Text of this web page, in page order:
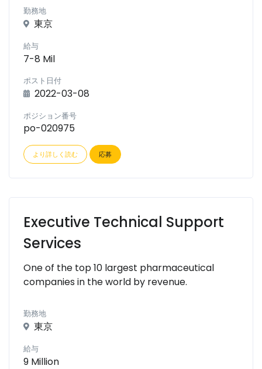
勤務地
東京
給与
7-8 Mil
ポスト日付
2022-03-08
ポジション番号
po-020975
より詳しく読む 応募
Executive Technical Support
Services
One of the top 10 largest pharmaceutical
companies in the world by revenue.
勤務地
東京
給与
9 Million